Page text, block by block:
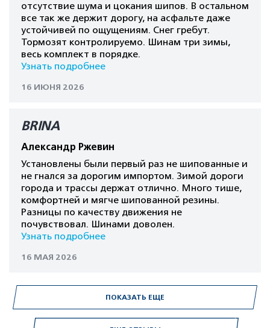
отсутствие шума и цокания шипов. В остальном
все так же держит дорогу, на асфальте даже
устойчивей по ощущениям. Снег гребут.
Тормозят контролируемо. Шинам три зимы,
весь комплект в порядке.
Узнать подробнее
16 ИЮНЯ 2026
BRINA
Александр Ржевин
Установлены были первый раз не шипованные и
не гнался за дорогим импортом. Зимой дороги
города и трассы держат отлично. Много тише,
комфортней и мягче шипованной резины.
Разницы по качеству движения не
почувствовал. Шинами доволен.
Узнать подробнее
16 МАЯ 2026
ПОКАЗАТЬ ЕЩЕ